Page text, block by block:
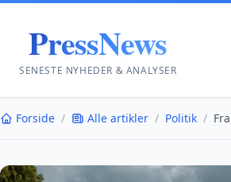
PressNews
SENESTE NYHEDER & ANALYSER
Forside / Alle artikler / Politik /